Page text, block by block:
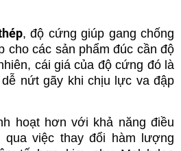
, độ cứng giúp gang chống
cho các sản phẩm đúc cần độ
cái giá của độ cứng đó là
nứt gãy khi chịu lực va đập
hoạt hơn với khả năng điều
qua việc thay đổi hàm lượng